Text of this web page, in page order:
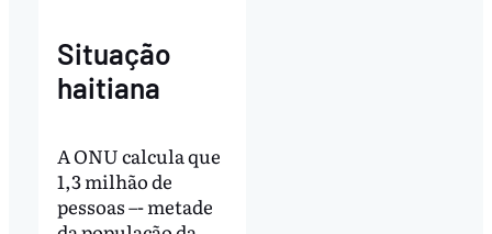
Situação
haitiana
A ONU calcula que
1,3 milhão de
pessoas –- metade